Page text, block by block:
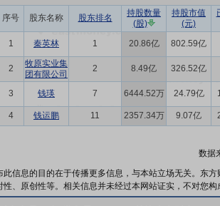
序号 股东名称 股东排名
持股数量
(股)
持股市值
(元)
1 秦英林 1 20.86亿 802.59亿
2
牧原实业集
团有限公司
2 8.49亿 326.52亿
3 钱瑛 7 6444.52万 24.79亿
4 钱运鹏 11 2357.34万 9.07亿
数据
此信息的目的在于传播更多信息，与本站立场无关。东
、原创性等。相关信息并未经过本网站证实，不对您